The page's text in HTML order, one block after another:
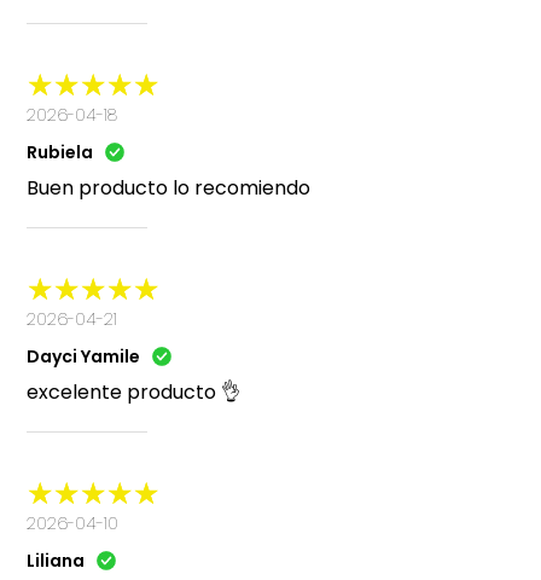
2026-04-18
Rubiela
Buen producto lo recomiendo
2026-04-21
Dayci Yamile
excelente producto 👌
2026-04-10
Liliana